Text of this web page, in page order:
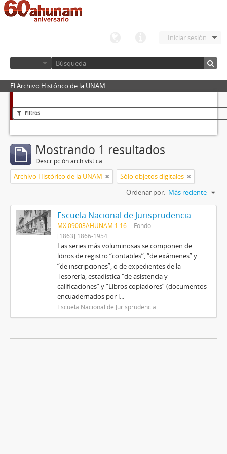
Iniciar sesión
El Archivo Histórico de la UNAM
Filtros
Mostrando 1 resultados
Descripción archivística
Archivo Histórico de la UNAM
Sólo objetos digitales
Ordenar por: Más reciente
Escuela Nacional de Jurisprudencia
MX 09003AHUNAM 1.16
Fondo
[1863] 1866-1954
Las series más voluminosas se componen de
libros de registro “contables”, “de exámenes” y
“de inscripciones”, o de expedientes de la
Tesorería, estadística "de asistencia y
calificaciones” y “Libros copiadores” (documentos
encuadernados por l...
Escuela Nacional de Jurisprudencia